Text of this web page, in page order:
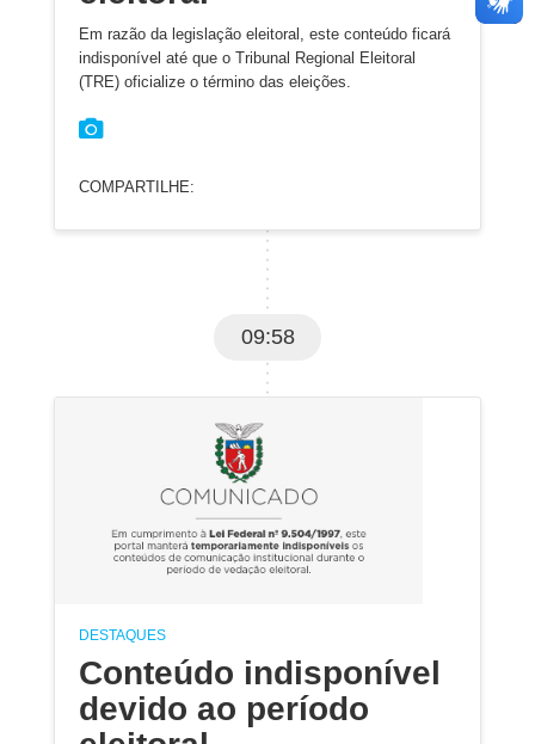
Em razão da legislação eleitoral, este conteúdo ficará
indisponível até que o Tribunal Regional Eleitoral
(TRE) oficialize o término das eleições.
COMPARTILHE:
09:58
DESTAQUES
Conteúdo indisponível
devido ao período